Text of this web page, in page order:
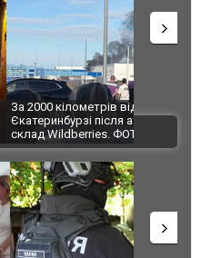
з Україною: в
дронів загорівся
ВІДЕО
"Мої